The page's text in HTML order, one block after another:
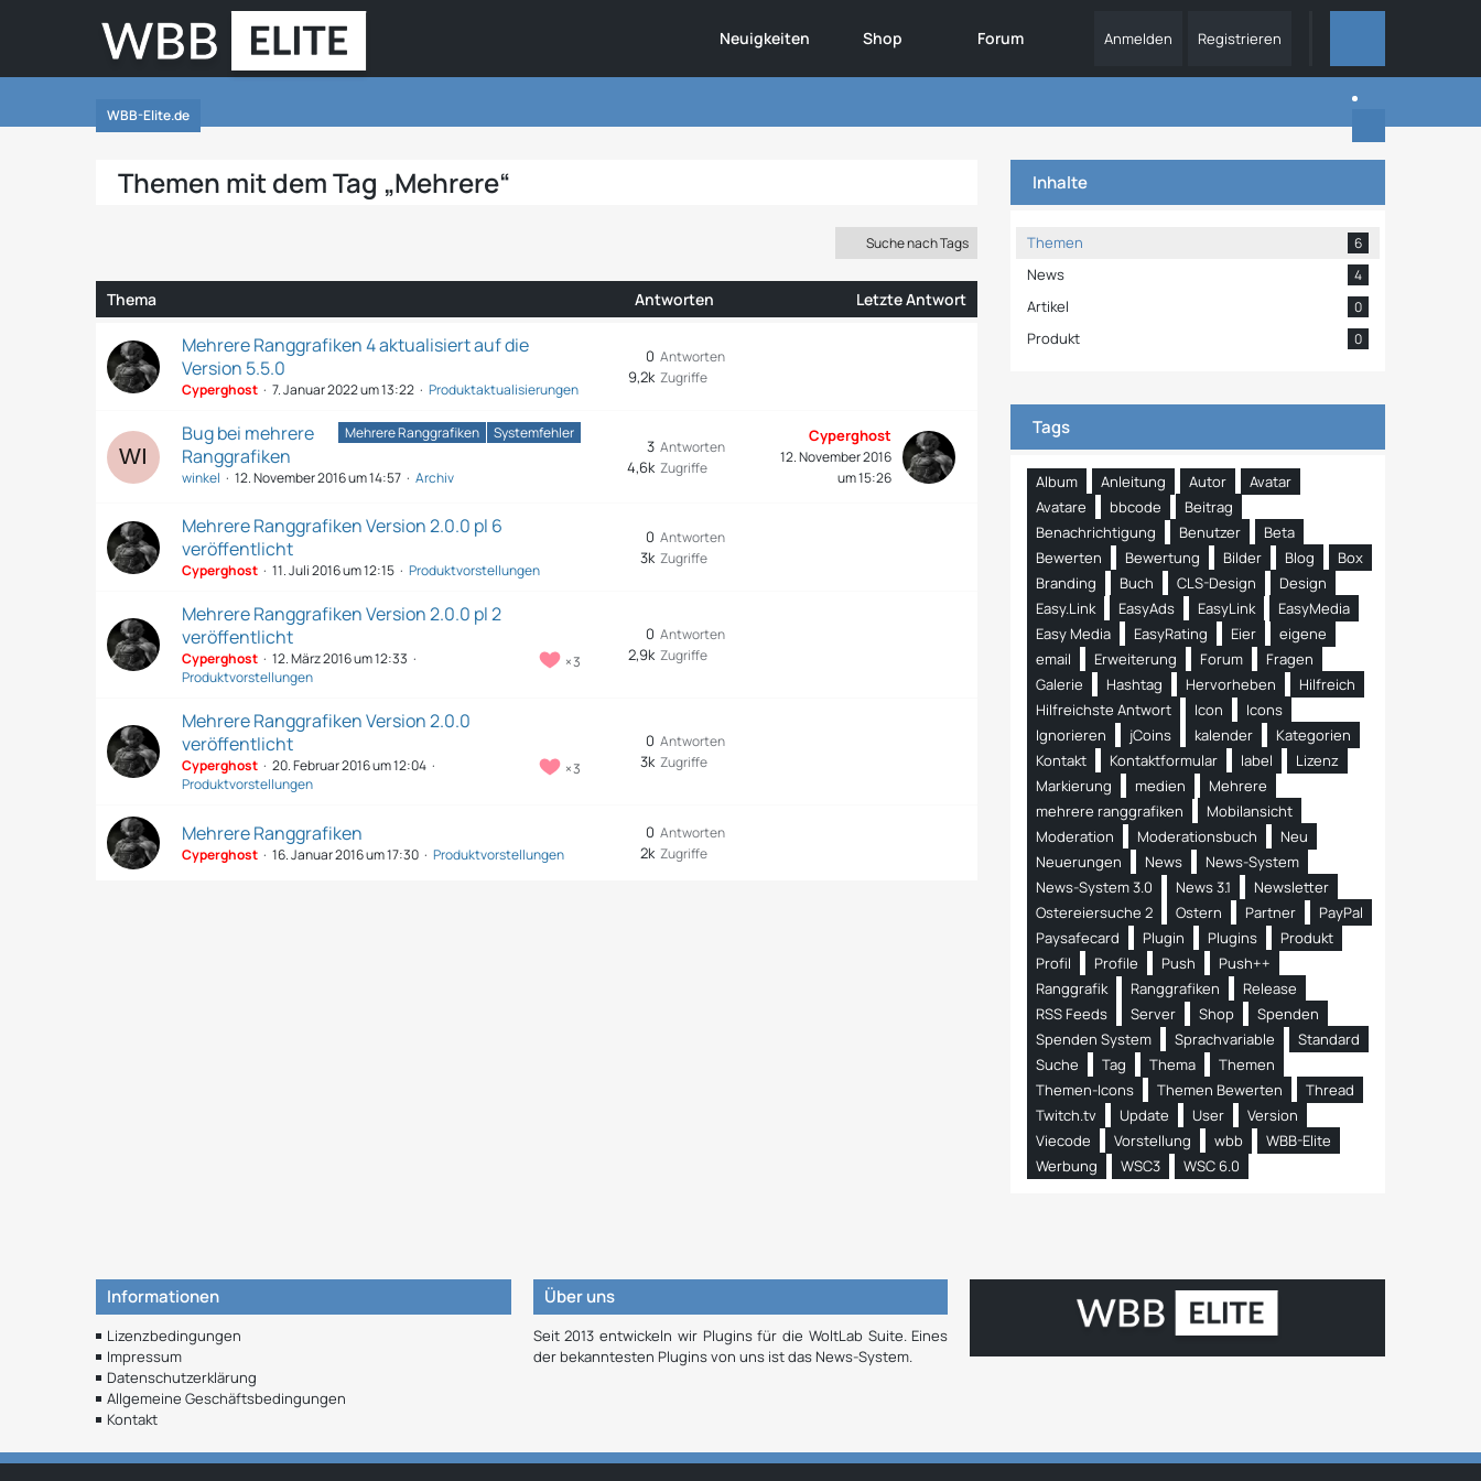
Neuigkeiten Shop Forum Anmelden Registrieren
WBB-Elite.de
Themen mit dem Tag „Mehrere“
Suche nach Tags
Thema Antworten Letzte Antwort
Mehrere Ranggrafiken 4 aktualisiert auf die
Version 5.5.0
Cyperghost 7. Januar 2022 um 13:22 Produktaktualisierungen
Antworten
0
Zugriffe
9,2k
Mehrere Ranggrafiken Systemfehler
Bug bei mehrere
Ranggrafiken
winkel 12. November 2016 um 14:57 Archiv
Antworten
3
Zugriffe
4,6k
Cyperghost
12. November 2016
um 15:26
Mehrere Ranggrafiken Version 2.0.0 pl 6
veröffentlicht
Cyperghost 11. Juli 2016 um 12:15 Produktvorstellungen
Antworten
0
Zugriffe
3k
Mehrere Ranggrafiken Version 2.0.0 pl 2
veröffentlicht
3
Cyperghost
12. März 2016 um 12:33
Produktvorstellungen
Antworten
0
Zugriffe
2,9k
Mehrere Ranggrafiken Version 2.0.0
veröffentlicht
3
Cyperghost
20. Februar 2016 um 12:04
Produktvorstellungen
Antworten
0
Zugriffe
3k
Mehrere Ranggrafiken
Cyperghost 16. Januar 2016 um 17:30 Produktvorstellungen
Antworten
0
Zugriffe
2k
Inhalte
Themen 6
News 4
Artikel 0
Produkt 0
Tags
Album Anleitung Autor
Avatar
Avatare
bbcode
Beitrag
Benachrichtigung
Benutzer
Beta
Bewerten
Bewertung Bilder Blog
Box
Branding
Buch CLS-Design
Design
Easy.Link
EasyAds EasyLink
EasyMedia
Easy Media
EasyRating Eier
eigene
email
Erweiterung Forum
Fragen
Galerie
Hashtag Hervorheben
Hilfreich
Hilfreichste Antwort
Icon
Icons
Ignorieren
jCoins kalender
Kategorien
Kontakt
Kontaktformular label
Lizenz
Markierung
medien
Mehrere
mehrere ranggrafiken
Mobilansicht
Moderation
Moderationsbuch
Neu
Neuerungen
News
News-System
News-System 3.0
News 3.1
Newsletter
Ostereiersuche 2
Ostern Partner
PayPal
Paysafecard
Plugin Plugins
Produkt
Profil
Profile Push
Push++
Ranggrafik
Ranggrafiken
Release
RSS Feeds
Server Shop
Spenden
Spenden System
Sprachvariable
Standard
Suche
Tag Thema
Themen
Themen-Icons
Themen Bewerten
Thread
Twitch.tv
Update User
Version
Viecode
Vorstellung wbb
WBB-Elite
Werbung
WSC3 WSC 6.0
Informationen
Lizenzbedingungen
Impressum
Datenschutzerklärung
Allgemeine Geschäftsbedingungen
Kontakt
Über uns
Seit 2013 entwickeln wir Plugins für die WoltLab Suite. Eines
der bekanntesten Plugins von uns ist das News-System.